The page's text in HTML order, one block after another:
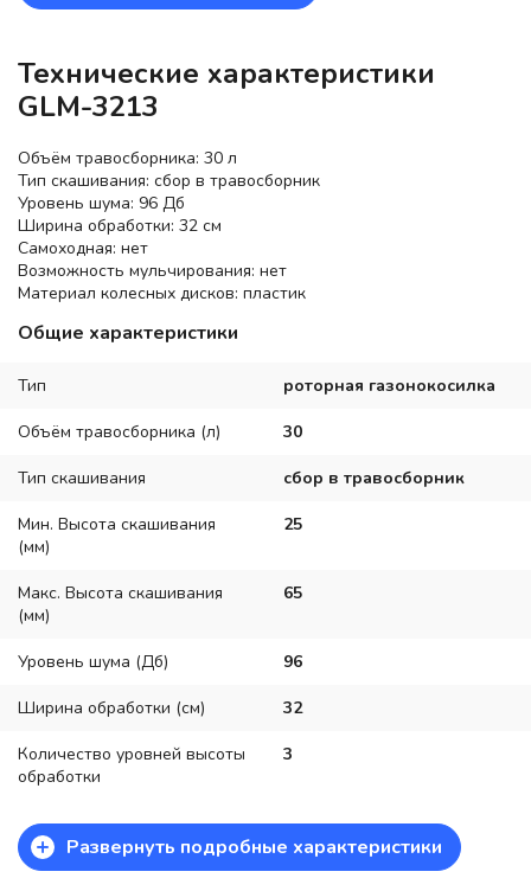
Технические характеристики
GLM-3213
Объём травосборника: 30 л
Тип скашивания: сбор в травосборник
Уровень шума: 96 Дб
Ширина обработки: 32 см
Самоходная: нет
Возможность мульчирования: нет
Материал колесных дисков: пластик
Общие характеристики
Тип роторная газонокосилка
Объём травосборника (л) 30
Тип скашивания сбор в травосборник
Мин. Высота скашивания
(мм)
25
Макс. Высота скашивания
(мм)
65
Уровень шума (Дб) 96
Ширина обработки (см) 32
Количество уровней высоты
обработки
3
+ Развернуть подробные характеристики